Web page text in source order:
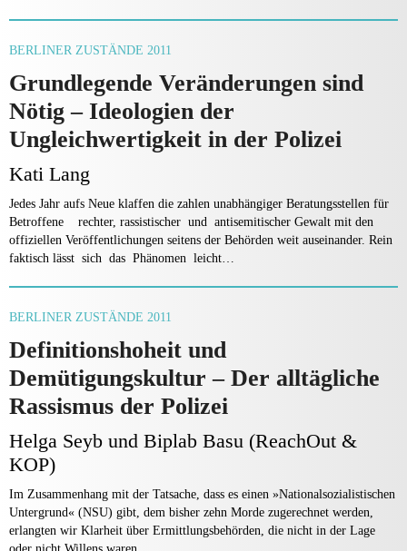
BERLINER ZUSTÄNDE 2011
Grundlegende Veränderungen sind
Nötig – Ideologien der
Ungleichwertigkeit in der Polizei
Kati Lang
Jedes Jahr aufs Neue klaffen die zahlen unabhängiger Beratungsstellen für
Betroffene rechter, rassistischer und antisemitischer Gewalt mit den
offiziellen Veröffentlichungen seitens der Behörden weit auseinander. Rein
faktisch lässt sich das Phänomen leicht…
BERLINER ZUSTÄNDE 2011
Definitionshoheit und
Demütigungskultur – Der alltägliche
Rassismus der Polizei
Helga Seyb und Biplab Basu (ReachOut &
KOP)
Im Zusammenhang mit der Tatsache, dass es einen »Nationalsozialistischen
Untergrund« (NSU) gibt, dem bisher zehn Morde zugerechnet werden,
erlangten wir Klarheit über Ermittlungsbehörden, die nicht in der Lage